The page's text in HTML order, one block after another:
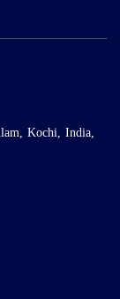
Kochi, India,